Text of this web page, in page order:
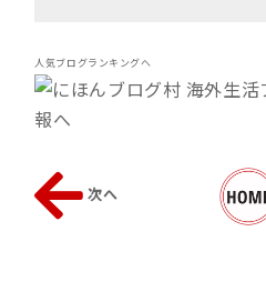
人気ブログランキングへ
次へ